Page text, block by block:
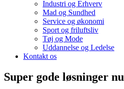
Industri og Erhverv
Mad og Sundhed
Service og økonomi
Sport og friluftsliv
Tøj og Mode
Uddannelse og Ledelse
Kontakt os
Super gode løsninger nu